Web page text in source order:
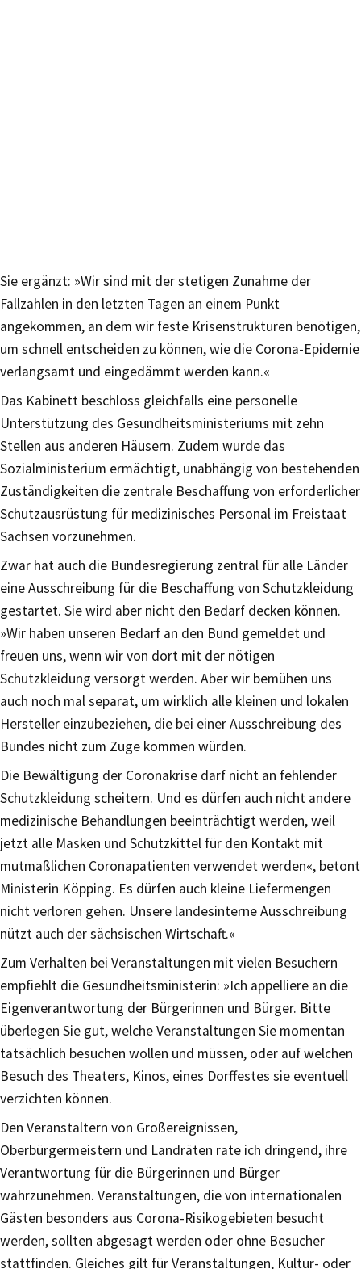
Sie ergänzt: »Wir sind mit der stetigen Zunahme der
Fallzahlen in den letzten Tagen an einem Punkt
angekommen, an dem wir feste Krisenstrukturen benötigen,
um schnell entscheiden zu können, wie die Corona-Epidemie
verlangsamt und eingedämmt werden kann.«
Das Kabinett beschloss gleichfalls eine personelle
Unterstützung des Gesundheitsministeriums mit zehn
Stellen aus anderen Häusern. Zudem wurde das
Sozialministerium ermächtigt, unabhängig von bestehenden
Zuständigkeiten die zentrale Beschaffung von erforderlicher
Schutzausrüstung für medizinisches Personal im Freistaat
Sachsen vorzunehmen.
Zwar hat auch die Bundesregierung zentral für alle Länder
eine Ausschreibung für die Beschaffung von Schutzkleidung
gestartet. Sie wird aber nicht den Bedarf decken können.
»Wir haben unseren Bedarf an den Bund gemeldet und
freuen uns, wenn wir von dort mit der nötigen
Schutzkleidung versorgt werden. Aber wir bemühen uns
auch noch mal separat, um wirklich alle kleinen und lokalen
Hersteller einzubeziehen, die bei einer Ausschreibung des
Bundes nicht zum Zuge kommen würden.
Die Bewältigung der Coronakrise darf nicht an fehlender
Schutzkleidung scheitern. Und es dürfen auch nicht andere
medizinische Behandlungen beeinträchtigt werden, weil
jetzt alle Masken und Schutzkittel für den Kontakt mit
mutmaßlichen Coronapatienten verwendet werden«, betont
Ministerin Köpping. Es dürfen auch kleine Liefermengen
nicht verloren gehen. Unsere landesinterne Ausschreibung
nützt auch der sächsischen Wirtschaft.«
Zum Verhalten bei Veranstaltungen mit vielen Besuchern
empfiehlt die Gesundheitsministerin: »Ich appelliere an die
Eigenverantwortung der Bürgerinnen und Bürger. Bitte
überlegen Sie gut, welche Veranstaltungen Sie momentan
tatsächlich besuchen wollen und müssen, oder auf welchen
Besuch des Theaters, Kinos, eines Dorffestes sie eventuell
verzichten können.
Den Veranstaltern von Großereignissen,
Oberbürgermeistern und Landräten rate ich dringend, ihre
Verantwortung für die Bürgerinnen und Bürger
wahrzunehmen. Veranstaltungen, die von internationalen
Gästen besonders aus Corona-Risikogebieten besucht
werden, sollten abgesagt werden oder ohne Besucher
stattfinden. Gleiches gilt für Veranstaltungen, Kultur- oder